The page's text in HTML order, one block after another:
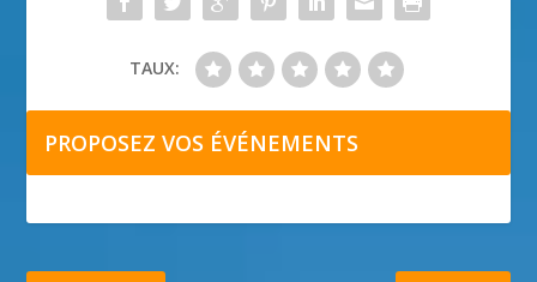
TAUX:
PROPOSEZ VOS ÉVÉNEMENTS